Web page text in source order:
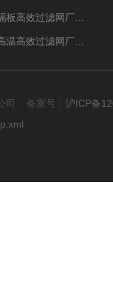
司 备案号： 沪ICP备